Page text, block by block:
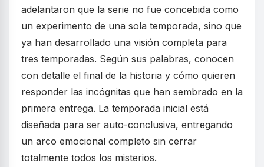
adelantaron que la serie no fue concebida como
un experimento de una sola temporada, sino que
ya han desarrollado una visión completa para
tres temporadas. Según sus palabras, conocen
con detalle el final de la historia y cómo quieren
responder las incógnitas que han sembrado en la
primera entrega. La temporada inicial está
diseñada para ser auto-conclusiva, entregando
un arco emocional completo sin cerrar
totalmente todos los misterios.